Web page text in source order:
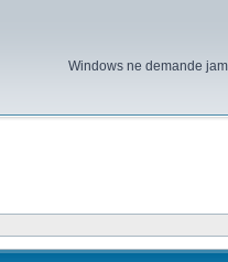
Windows ne demande